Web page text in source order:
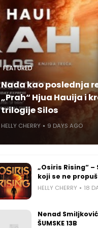
FEATURED
Nada kao poslednja
„Prah“ Hjua Hauija i
trilogije Silos
HELLY CHERRY 9 DAYS AGO
„Osiris Rising“ –
koji se ne
HELLY CHERRY 18
Nenad
ŠUMSKE 13B